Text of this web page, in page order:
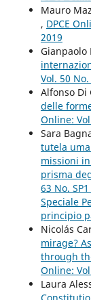
Mauro
, DPCE
2019
Gianpaolo
Vol. 50
Alfonso Di
delle
Online:
Sara
tutela
missioni
prisma
63 No.
Speciale
principio
Nicolás
mirage?
through
Online:
Laura